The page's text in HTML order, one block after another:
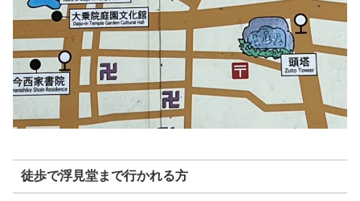
徒歩で浮見堂まで行かれる方